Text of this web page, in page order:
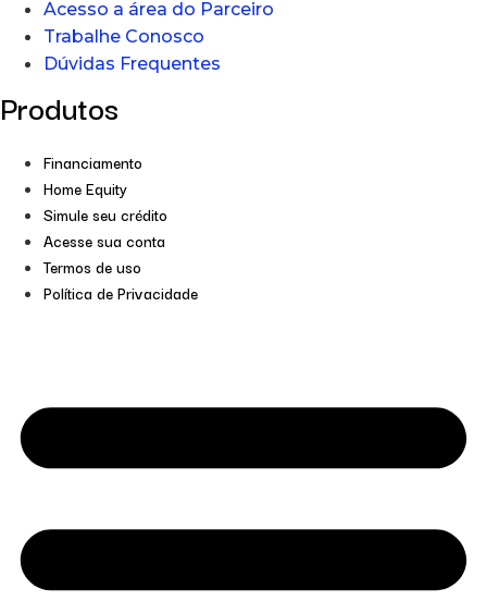
Acesso a área do Parceiro
Trabalhe Conosco
Dúvidas Frequentes
Produtos
Financiamento
Home Equity
Simule seu crédito
Acesse sua conta
Termos de uso
Política de Privacidade